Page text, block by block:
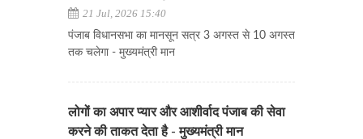
21 Jul, 2026 15:40
पंजाब विधानसभा का मानसून सत्र 3 अगस्त से 10 अगस्त
तक चलेगा - मुख्यमंत्री मान
लोगों का अपार प्यार और आशीर्वाद पंजाब की सेवा
करने की ताकत देता है - मुख्यमंत्री मान